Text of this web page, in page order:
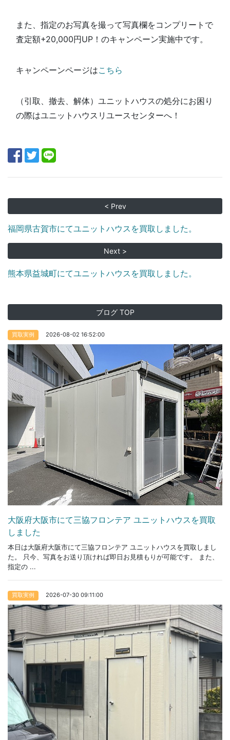
また、指定のお写真を撮って写真欄をコンプリートで
査定額+20,000円UP！のキャンペーン実施中です。
キャンペーンページはこちら
（引取、撤去、解体）ユニットハウスの処分にお困り
の際はユニットハウスリユースセンターへ！
< Prev
福岡県古賀市にてユニットハウスを買取しました。
Next >
熊本県益城町にてユニットハウスを買取しました。
ブログ TOP
買取実例 2026-08-02 16:52:00
大阪府大阪市にて三協フロンテア ユニットハウスを買取
しました
本日は大阪府大阪市にて三協フロンテア ユニットハウスを買取しまし
た。 只今、写真をお送り頂ければ即日お見積もりが可能です。 また、
指定の ...
買取実例 2026-07-30 09:11:00